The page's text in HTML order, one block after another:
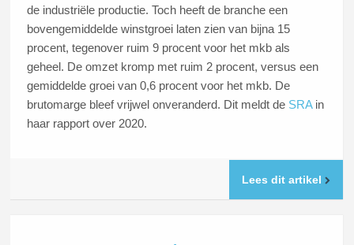
de industriële productie. Toch heeft de branche een
bovengemiddelde winstgroei laten zien van bijna 15
procent, tegenover ruim 9 procent voor het mkb als
geheel. De omzet kromp met ruim 2 procent, versus een
gemiddelde groei van 0,6 procent voor het mkb. De
brutomarge bleef vrijwel onveranderd. Dit meldt de SRAin
haar rapport over 2020.
Lees dit artikel